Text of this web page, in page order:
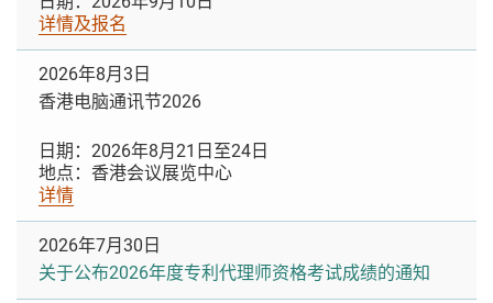
详情及报名
2026年8月3日
香港电脑通讯节2026
日期：2026年8月21日至24日
地点：香港会议展览中心
详情
2026年7月30日
关于公布2026年度专利代理师资格考试成绩的通知